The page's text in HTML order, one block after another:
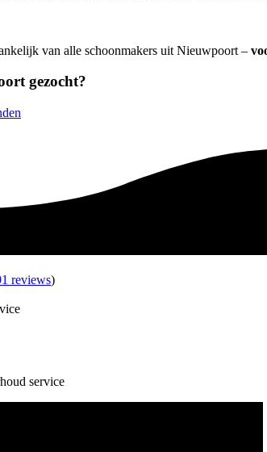
van alle schoonmakers uit Nieuwpoort –
gezocht?
reviews)